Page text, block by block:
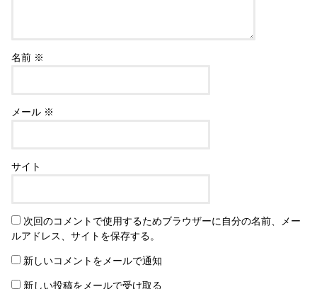
名前 ※
メール ※
サイト
次回のコメントで使用するためブラウザーに自分の名前、メー
ルアドレス、サイトを保存する。
新しいコメントをメールで通知
新しい投稿をメールで受け取る